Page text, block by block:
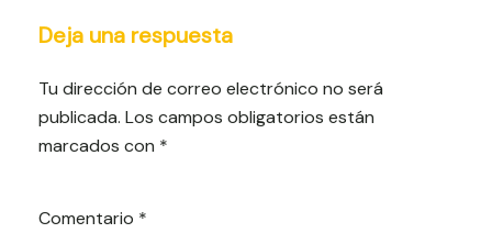
Deja una respuesta
Tu dirección de correo electrónico no será
publicada. Los campos obligatorios están
marcados con *
Comentario *